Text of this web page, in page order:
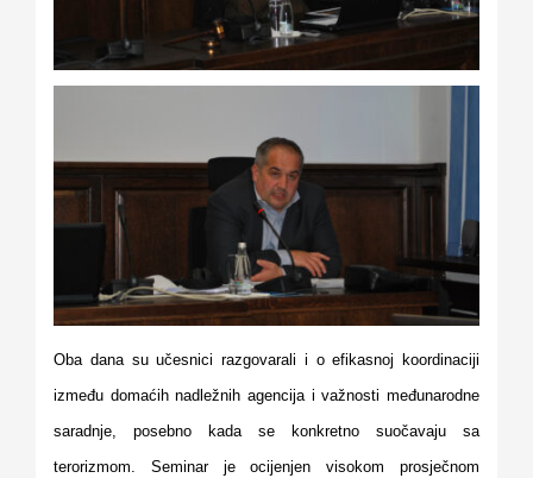
Oba dana su učesnici razgovarali i o efikasnoj koordinaciji
između domaćih nadležnih agencija i važnosti međunarodne
saradnje, posebno kada se konkretno suočavaju sa
terorizmom. Seminar je ocijenjen visokom prosječnom